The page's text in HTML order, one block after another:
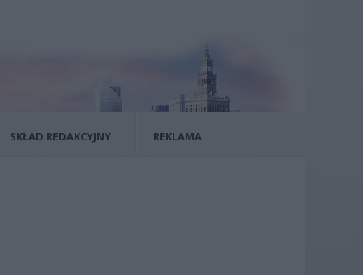
SKŁAD REDAKCYJNY REKLAMA